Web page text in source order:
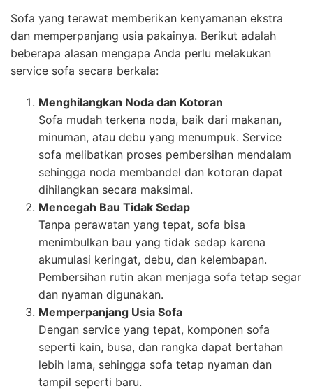
Sofa yang terawat memberikan kenyamanan ekstra
dan memperpanjang usia pakainya. Berikut adalah
beberapa alasan mengapa Anda perlu melakukan
service sofa secara berkala:
Menghilangkan Noda dan Kotoran
Sofa mudah terkena noda, baik dari makanan,
minuman, atau debu yang menumpuk. Service
sofa melibatkan proses pembersihan mendalam
sehingga noda membandel dan kotoran dapat
dihilangkan secara maksimal.
Mencegah Bau Tidak Sedap
Tanpa perawatan yang tepat, sofa bisa
menimbulkan bau yang tidak sedap karena
akumulasi keringat, debu, dan kelembapan.
Pembersihan rutin akan menjaga sofa tetap segar
dan nyaman digunakan.
Memperpanjang Usia Sofa
Dengan service yang tepat, komponen sofa
seperti kain, busa, dan rangka dapat bertahan
lebih lama, sehingga sofa tetap nyaman dan
tampil seperti baru.